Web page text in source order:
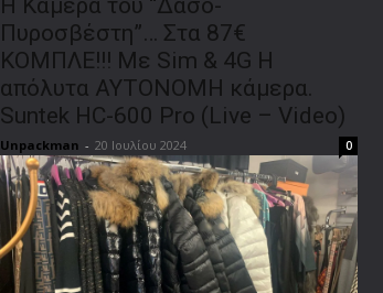
Η Κάμερα του “Δασο-
Πυροσβέστη”… Στα 87€
ΚΟΜΠΛΕ!!! Με Sim & 4G Η
απόλυτα ΑΥΤΟΝΟΜΗ κάμερα.
Suntek HC-600 Pro (Live – Video)
Unpackman - 20 Ιουλίου 2024 0